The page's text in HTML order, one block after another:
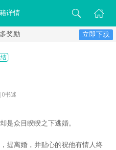
详情
奖励 立即下载
0书迷
是众目睽睽之下逃婚。
提离婚，并贴心的祝他有情人终